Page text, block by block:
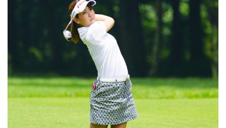
員同行 コンペ開催 1名様より
受付
新千歳空港からアクセス抜群のト
ーナメントコース「札幌国際CC
島松コース」と「桂ゴルフ倶楽
部」を回る3日間。2日目の「桂
GC」では、MHD モエ ヘネシー
ディアジオ協賛「グレンモーレン
ジィ オープン」コンペを開催し
ます。プレー後のパーティでは、
スコットランドのシングルモルト